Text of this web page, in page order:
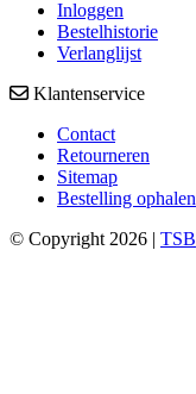
Inloggen
Bestelhistorie
Verlanglijst
Klantenservice
Contact
Retourneren
Sitemap
Bestelling ophalen
© Copyright 2026 | TSB